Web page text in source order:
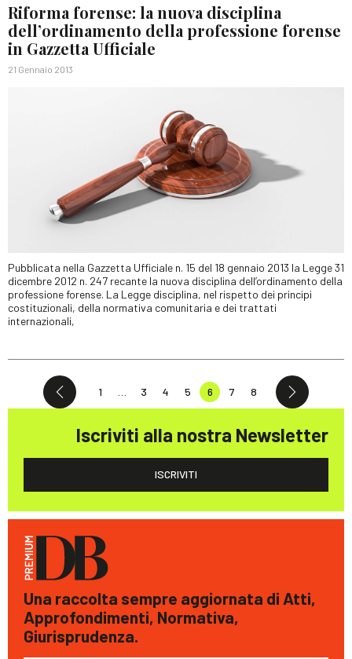
Riforma forense: la nuova disciplina
dell’ordinamento della professione forense
in Gazzetta Ufficiale
21 Gennaio 2013
Pubblicata nella Gazzetta Ufficiale n. 15 del 18 gennaio 2013 la Legge 31
dicembre 2012 n. 247 recante la nuova disciplina dell’ordinamento della
professione forense. La Legge disciplina, nel rispetto dei principi
costituzionali, della normativa comunitaria e dei trattati
internazionali,
1 3 4 5 6 7 8
Iscriviti alla nostra Newsletter
ISCRIVITI
Una raccolta sempre aggiornata di Atti,
Approfondimenti, Normativa,
Giurisprudenza.